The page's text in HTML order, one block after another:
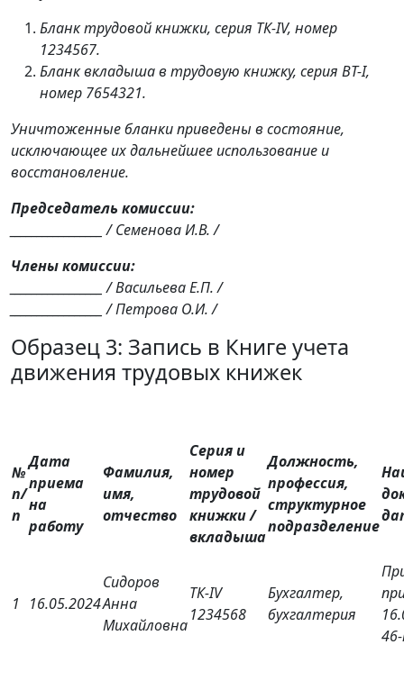
Бланк трудовой книжки, серия ТК-IV, номер
1234567.
Бланк вкладыша в трудовую книжку, серия ВТ-I,
номер 7654321.
Уничтоженные бланки приведены в состояние,
исключающее их дальнейшее использование и
восстановление.
Председатель комиссии:
_________________ / Семенова И.В. /
Члены комиссии:
_________________ / Васильева Е.П. /
_________________ / Петрова О.И. /
Образец 3: Запись в Книге учета
движения трудовых книжек
№
п/
п
Дата
приема
на
работу
Фамилия,
имя,
отчество
Серия и
номер
трудовой
книжки /
вкладыша
Должность,
профессия,
структурное
подразделение
1 16.05.2024
Сидоров
Анна
Михайловна
ТК-IV
1234568
Бухгалтер,
бухгалтерия